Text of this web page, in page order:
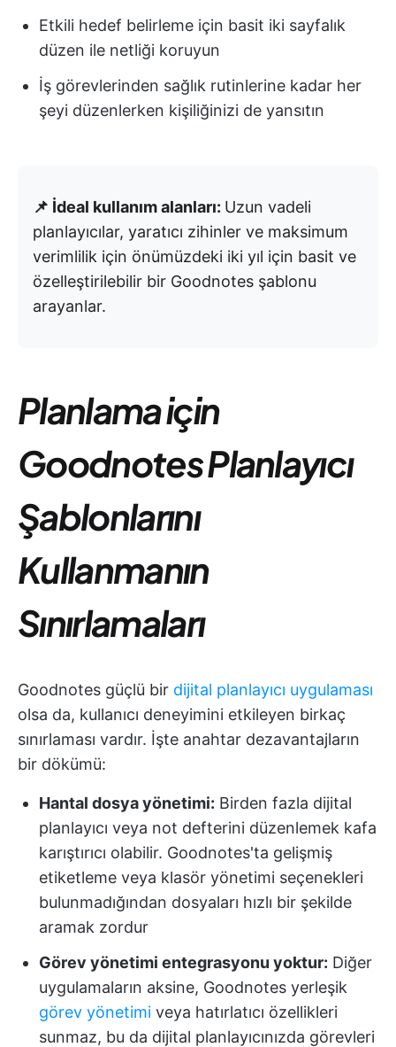
Etkili hedef belirleme için basit iki sayfalık
düzen ile netliği koruyun
İş görevlerinden sağlık rutinlerine kadar her
şeyi düzenlerken kişiliğinizi de yansıtın
📌 İdeal kullanım alanları: Uzun vadeli
planlayıcılar, yaratıcı zihinler ve maksimum
verimlilik için önümüzdeki iki yıl için basit ve
özelleştirilebilir bir Goodnotes şablonu
arayanlar.
Planlama için
Goodnotes Planlayıcı
Şablonlarını
Kullanmanın
Sınırlamaları
Goodnotes güçlü bir dijital planlayıcı uygulaması
olsa da, kullanıcı deneyimini etkileyen birkaç
sınırlaması vardır. İşte anahtar dezavantajların
bir dökümü:
Hantal dosya yönetimi: Birden fazla dijital
planlayıcı veya not defterini düzenlemek kafa
karıştırıcı olabilir. Goodnotes'ta gelişmiş
etiketleme veya klasör yönetimi seçenekleri
bulunmadığından dosyaları hızlı bir şekilde
aramak zordur
Görev yönetimi entegrasyonu yoktur: Diğer
uygulamaların aksine, Goodnotes yerleşik
görev yönetimi veya hatırlatıcı özellikleri
sunmaz, bu da dijital planlayıcınızda görevleri